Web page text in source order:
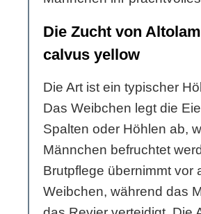
Die Zucht von
calvus yellow
Die Art ist ein typischer
Das Weibchen legt die
Spalten oder Höhlen ab,
Männchen befruchtet
Brutpflege übernimmt vor
Weibchen, während das